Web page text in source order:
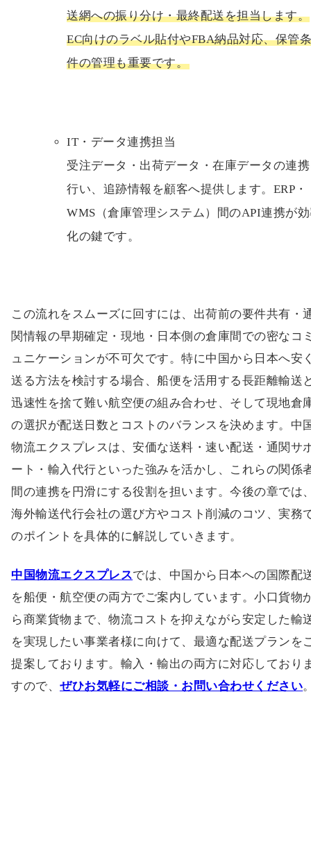
送網への振り分け・最終配送を担当します。
EC向けのラベル貼付やFBA納品対応、保管
件の管理も重要です。
IT・データ連携担当
受注データ・出荷データ・在庫データの連
行い、追跡情報を顧客へ提供します。ERP・
WMS（倉庫管理システム）間のAPI連携が
化の鍵です。
この流れをスムーズに回すには、出荷前の要件共有・
関情報の早期確定・現地・日本側の倉庫間での密なコ
ュニケーションが不可欠です。特に中国から日本へ安
送る方法を検討する場合、船便を活用する長距離輸送
迅速性を捨て難い航空便の組み合わせ、そして現地倉
の選択が配送日数とコストのバランスを決めます。中
物流エクスプレスは、安価な送料・速い配送・通関サ
ート・輸入代行といった強みを活かし、これらの関係
間の連携を円滑にする役割を担います。今後の章では
海外輸送代行会社の選び方やコスト削減のコツ、実務
のポイントを具体的に解説していきます。
中国物流エクスプレスでは、中国から日本への国際配
を船便・航空便の両方でご案内しています。小口貨物
ら商業貨物まで、物流コストを抑えながら安定した輸
を実現したい事業者様に向けて、最適な配送プランを
提案しております。輸入・輸出の両方に対応しており
すので、ぜひお気軽にご相談・お問い合わせください